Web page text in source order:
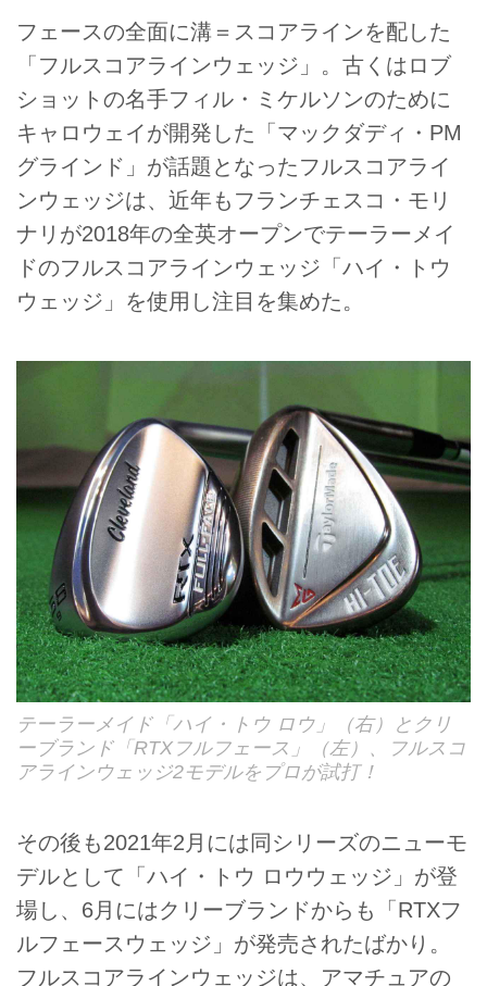
フェースの全面に溝＝スコアラインを配した
「フルスコアラインウェッジ」。古くはロブ
ショットの名手フィル・ミケルソンのために
キャロウェイが開発した「マックダディ・PM
グラインド」が話題となったフルスコアライ
ンウェッジは、近年もフランチェスコ・モリ
ナリが2018年の全英オープンでテーラーメイ
ドのフルスコアラインウェッジ「ハイ・トウ
ウェッジ」を使用し注目を集めた。
テーラーメイド「ハイ・トウ ロウ」（右）とクリ
ーブランド「RTXフルフェース」（左）、フルスコ
アラインウェッジ2モデルをプロが試打！
その後も2021年2月には同シリーズのニューモ
デルとして「ハイ・トウ ロウウェッジ」が登
場し、6月にはクリーブランドからも「RTXフ
ルフェースウェッジ」が発売されたばかり。
フルスコアラインウェッジは、アマチュアの